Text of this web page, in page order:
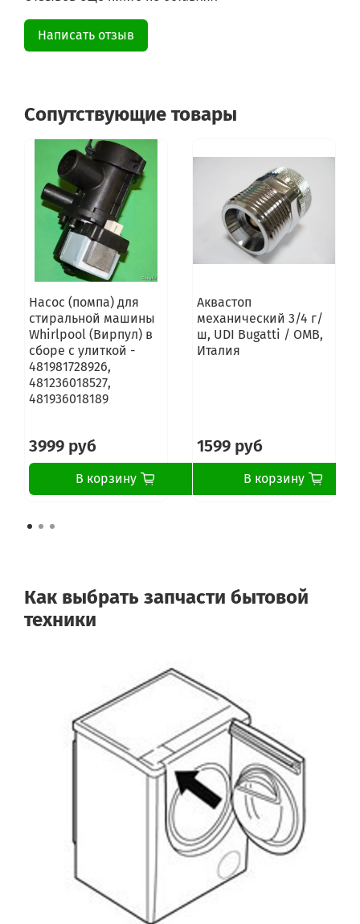
Написать отзыв
Сопутствующие товары
Насос (помпа) для
стиральной машины
Whirlpool (Вирпул) в
сборе с улиткой -
481981728926,
481236018527,
481936018189
3999 руб
В корзину
Аквастоп
механический 3/4 г/
ш, UDI Bugatti / OMB,
Италия
1599 руб
В корзину
Как выбрать запчасти бытовой
техники